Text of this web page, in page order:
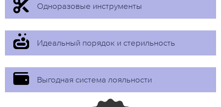
Одноразовые инструменты
Идеальный порядок и стерильность
Выгодная система лояльности